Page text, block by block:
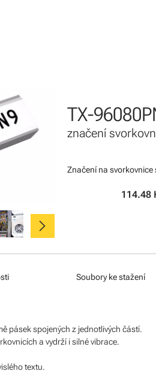
chevron_right
TX-
značení
Značení na
114.48
Soubory ke stažení
pásek spojených z jednotlivých částí.
a vydrží i silné vibrace.
textu.